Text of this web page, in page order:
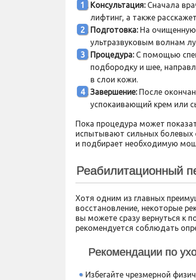
Консультация:Сначала
лифтинг, а также
Подготовка:На очищенную
ультразвуковым волнам
Процедура:С помощью
подбородку и шее,
в слои кожи.
Завершение:После
успокаивающий крем или
Пока процедура может
испытывают сильных болевых
и подбирает необходимую
Реабилитационный
Хотя одним из главных
восстановление, некоторые
вы можете сразу вернуться к
рекомендуется соблюдать
Рекомендации по
Избегайте чрезмерной